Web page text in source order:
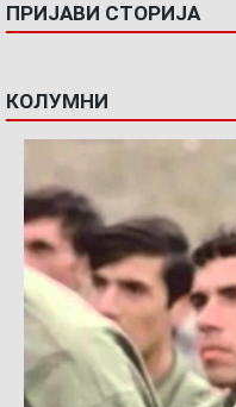
ПРИЈАВИ СТОРИЈА
КОЛУМНИ